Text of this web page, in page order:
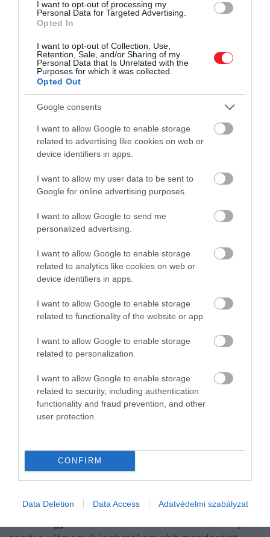
I want to opt-out of processing my
Personal Data for Targeted Advertising.
Opted In
I want to opt-out of Collection, Use,
Retention, Sale, and/or Sharing of my
Personal Data that Is Unrelated with the
Purposes for which it was collected.
Opted Out
Google consents
I want to allow Google to enable storage
related to advertising like cookies on web or
device identifiers in apps.
I want to allow my user data to be sent to
Google for online advertising purposes.
I want to allow Google to send me
personalized advertising.
I want to allow Google to enable storage
related to analytics like cookies on web or
device identifiers in apps.
I want to allow Google to enable storage
related to functionality of the website or app.
I want to allow Google to enable storage
related to personalization.
I want to allow Google to enable storage
related to security, including authentication
functionality and fraud prevention, and other
user protection.
CONFIRM
Data Deletion Data Access Adatvédelmi szabályzat
világosabbra festettekalul ugyanezen okból.
A portál szerint a nagy fehér cápa azonban
még ennél is ravaszabb, hiszen arra is
képes, hogy valós időben „átszínezze”
magát.
1,5 millió éves indonéz leletek
változtathatják meg az emberi
evolúcióról alkotott képünket
Határozottan észleljük a színük változását.
Ez általában néhány nap alatt történik és
evolúciós szempontbólteljesen logikusnak
tűnik
– mondta
változásokra reagál a színváltoztatással:veszély
esetén például az adrenalin indítja el a
folyamatot.
A fehér has tehát nem egyszerű jellegzetesség,